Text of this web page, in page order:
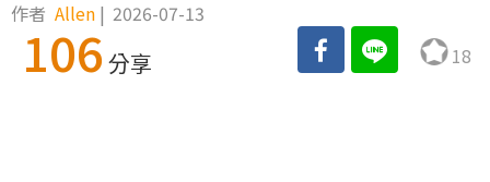
作者 Allen | 2026-07-13
106 分享 18